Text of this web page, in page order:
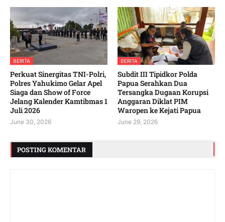
BERITA
‎Perkuat Sinergitas TNI-Polri,
Polres Yahukimo Gelar Apel
Siaga dan Show of Force
Jelang Kalender Kamtibmas 1
Juli 2026 ‎ ‎
June 30, 2026
BERITA
Subdit III Tipidkor Polda
Papua Serahkan Dua
Tersangka Dugaan Korupsi
Anggaran Diklat PIM
Waropen ke Kejati Papua
June 29, 2026
POSTING KOMENTAR